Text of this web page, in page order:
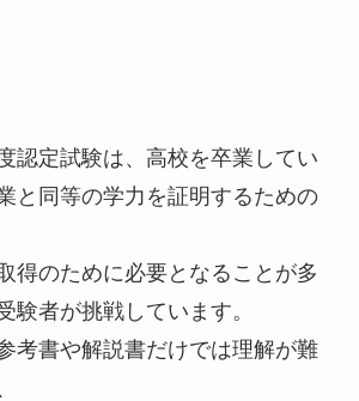
認定試験は、高校を卒業してい
と同等の学力を証明するための
得のために必要となることが多
験者が挑戦しています。
考書や解説書だけでは理解が難